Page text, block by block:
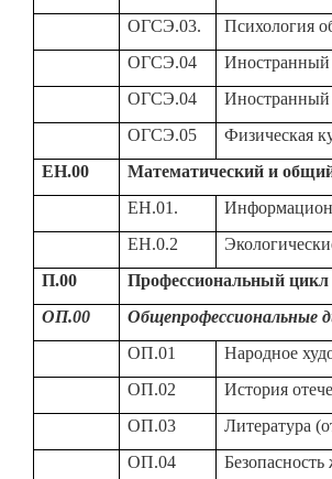
ОГСЭ.03.
Психология
ОГСЭ.04
Иностранный
ОГСЭ.04
ОГСЭ.05
Физическая
ЕН.00
Математический и
ЕН.01.
ЕН.0.2
П.00
Профессиональный цикл
ОП.00
Общепрофессиональные
ОП.01
Народное
ОП.02
История
ОП.03
Литература
ОП.04
Безопасность